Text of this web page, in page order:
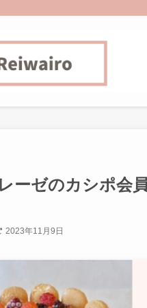
ーゼのカシポ会
2023年11月9日